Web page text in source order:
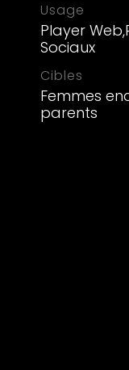
Usage
Player
Sociaux
Cibles
Femmes
parents